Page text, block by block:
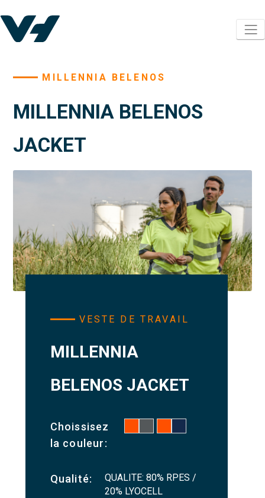
MILLENNIA BELENOS
MILLENNIA BELENOS
JACKET
VESTE DE TRAVAIL
MILLENNIA
BELENOS JACKET
Choissisez
la couleur:
Qualité:
QUALITE: 80% RPES /
20% LYOCELL